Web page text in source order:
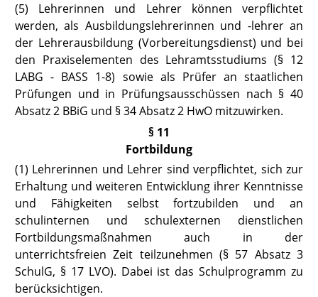
(5) Lehrerinnen und Lehrer können verpflichtet
werden, als Ausbildungslehrerinnen und -lehrer an
der Lehrerausbildung (Vorbereitungsdienst) und bei
den Praxiselementen des Lehramtsstudiums(§ 12
LABG - BASS 1-8) sowie als Prüfer an staatlichen
Prüfungen und in Prüfungsausschüssen nach § 40
Absatz 2 BBiG und § 34 Absatz 2 HwO mitzuwirken.
§ 11
Fortbildung
(1) Lehrerinnen und Lehrer sind verpflichtet, sich zur
Erhaltung und weiteren Entwicklung ihrer Kenntnisse
und Fähigkeiten selbst fortzubilden und an
schulinternen und schulexternen dienstlichen
Fortbildungsmaßnahmen auch in der
unterrichtsfreien Zeit teilzunehmen(§ 57 Absatz 3
SchulG, § 17 LVO). Dabei ist das Schulprogramm zu
berücksichtigen.